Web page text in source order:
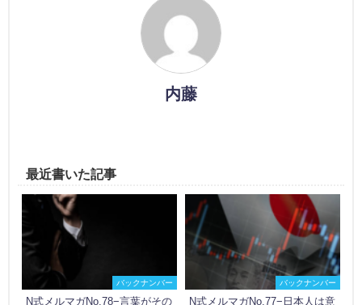
内藤
最近書いた記事
バックナンバー
N式メルマガNo.78−言葉がその
バックナンバー
N式メルマガNo.77−日本人は意